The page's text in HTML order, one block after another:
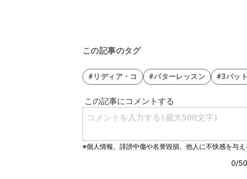
この記事のタグ
#リディア・コ #パターレッスン #3パット